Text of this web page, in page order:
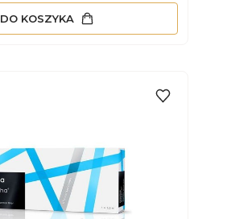
DO KOSZYKA